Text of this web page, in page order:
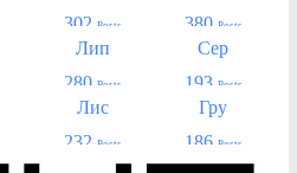
302 Posts
380 Posts
Лип
280 Posts
Сер
193 Posts
Лис
232 Posts
Гру
186 Posts